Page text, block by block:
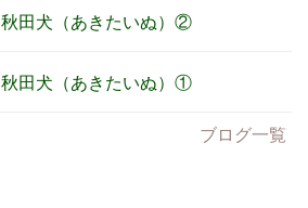
秋田犬（あきたいぬ）②
秋田犬（あきたいぬ）①
ブログ一覧